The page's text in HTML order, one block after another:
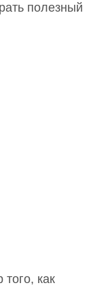
полезный
как